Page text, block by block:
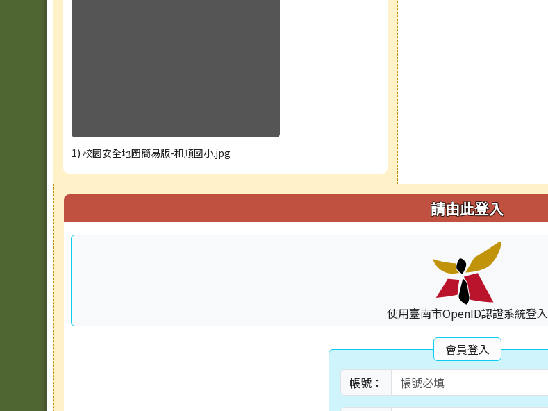
1) 校園安全地圖簡易版-和順國小.jpg
右邊區域內容 請由此登入
使用臺南市OpenID認證系統登入
會員登入
帳號：